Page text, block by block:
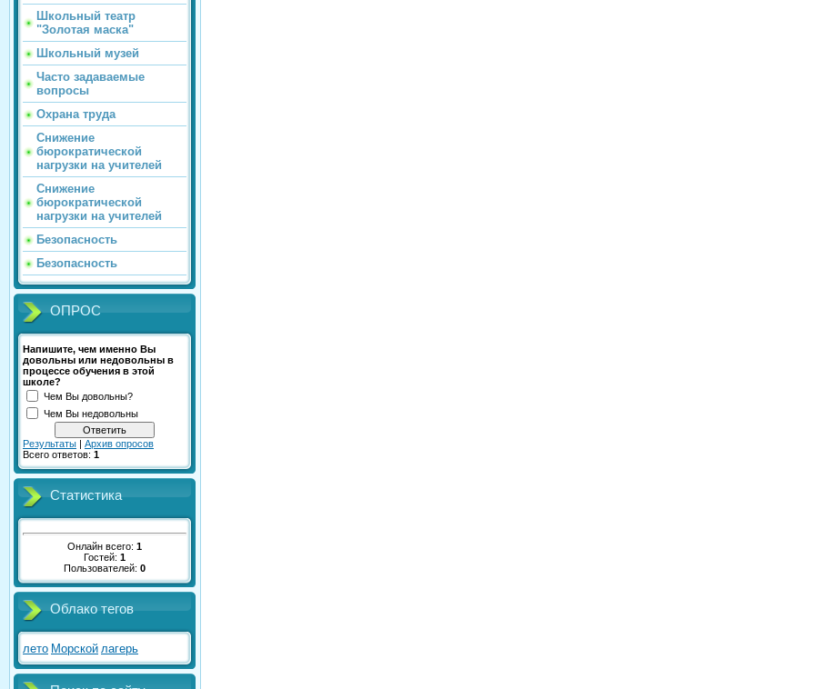
Школьный театр
"Золотая маска"
Школьный музей
Часто задаваемые
вопросы
Охрана труда
Снижение
бюрократической
нагрузки на учителей
Снижение
бюрократической
нагрузки на учителей
Безопасность
Безопасность
ОПРОС
Напишите, чем именно Вы
довольны или недовольны в
процессе обучения в этой
школе?
Чем Вы довольны?
Чем Вы недовольны
Результаты | Архив опросов
Всего ответов: 1
Статистика
Онлайн всего: 1
Гостей: 1
Пользователей: 0
Облако тегов
лето Морской лагерь